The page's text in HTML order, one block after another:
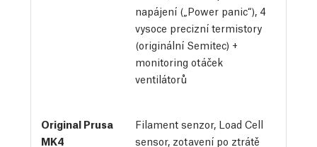
napájení („Power panic“), 4
vysoce precizní termistory
(originální Semitec) +
monitoring otáček
ventilátorů
Filament senzor, Load Cell
sensor, zotavení po ztrátě